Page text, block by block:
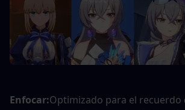
Enfocar:Optimizado para el recuerdo